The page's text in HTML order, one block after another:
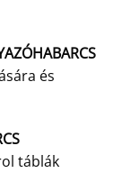
és
táblák